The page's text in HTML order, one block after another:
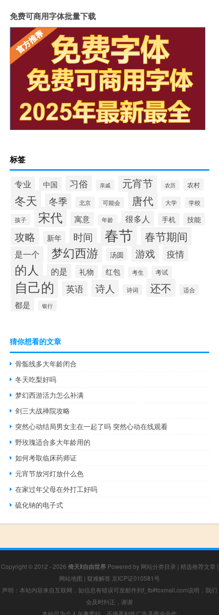
免费可商用字体批量下载
标签
专业 中国 习俗 亲戚 元宵节 农历 农村
冬天 冬季 北京 可能会 唐代 大学 学校
孩子 宋代 寓意 年龄 很多人 手机 技能
攻略 新年 时间 春节 春节期间
是一个 梦幻西游 汤圆 游戏 疫情
的人 的是 礼物 红包 考生 考试
自己的 英语 诗人 诗词 还不 适合
都是 银行
猜你想看的文章
骨骺线多大年龄闭合
冬天吃梨好吗
梦幻西游活力怎么补满
剑三大战禅院攻略
突然心动结局男女主在一起了吗 突然心动在线观看
野玫瑰适合多大年龄用的
如何考取临床药师证
元宵节放河灯放什么色
在家过年父母在外打工好吗
硫化钠的电子式
Copyright © 2012 - 2026 倚天Ⅱ自由世界Powered by 网站分类目录 | 精选推荐文章 |
网站地图 | 疑难解答 京ICP证010581号
声明：本站内容来自互联网，如信息有错误可发邮件到f_fb#foxmail.com说明，我们
会及时纠正，谢谢
本站仅为个人兴趣爱好，不接盈利性广告及商业合作